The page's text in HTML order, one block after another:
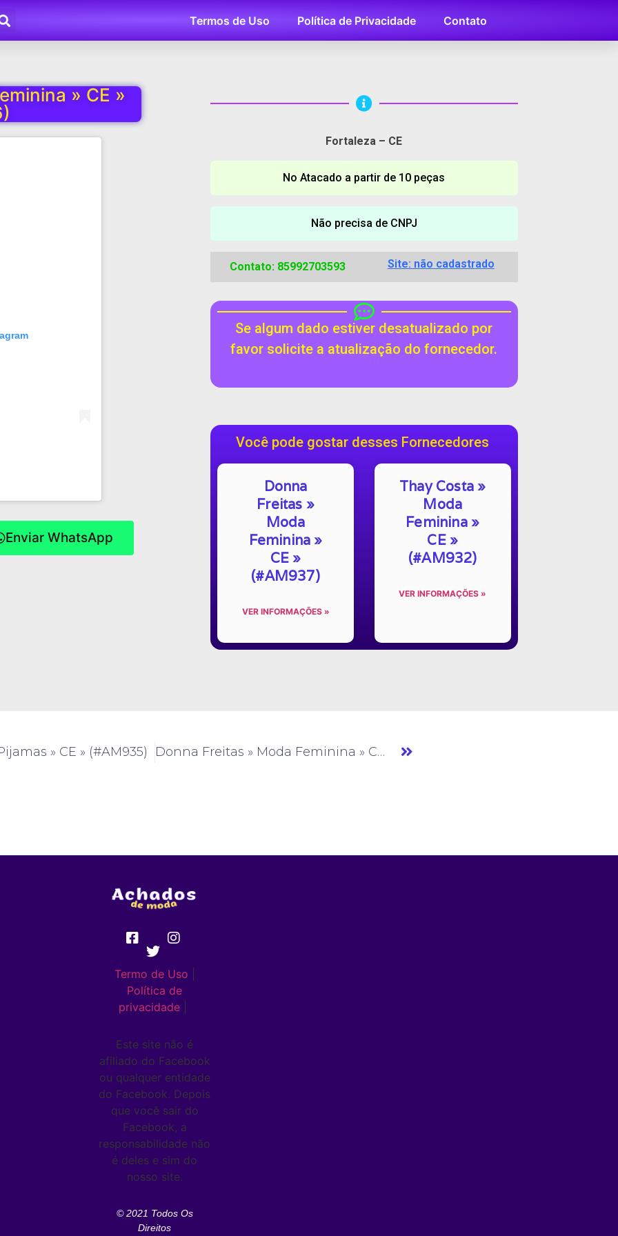
Termos de Uso Política de Privacidade Contato
» CE »
Enviar WhatsApp
Fortaleza – CE
No Atacado a partir de 10 peças
Não precisa de CNPJ
Contato: 85992703593 Site: não cadastrado
Se algum dado estiver desatualizado por
favor solicite a atualização do fornecedor.
Você pode gostar desses Fornecedores
Donna
Freitas »
Moda
Feminina »
CE »
(#AM937)
VER INFORMAÇÕES »
Thay Costa »
Moda
Feminina »
CE »
(#AM932)
VER INFORMAÇÕES »
» CE » (#AM935) Donna Freitas » Moda Feminina » CE » (#AM937)
Termo de Uso
Política de
privacidade
Este site não é
afiliado do Facebook
ou qualquer entidade
do Facebook. Depois
que você sair do
Facebook, a
responsabilidade não
é deles e sim do
nosso site.
© 2021 Todos Os
Direitos